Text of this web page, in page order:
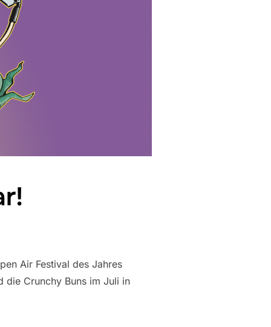
Air Festival des Jahres
die Crunchy Buns im Juli in